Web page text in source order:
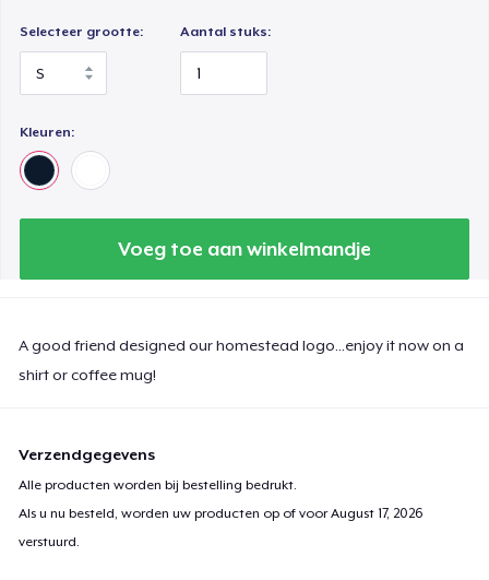
Selecteer grootte: Aantal stuks:
Kleuren:
Voeg toe aan winkelmandje
A good friend designed our homestead logo...enjoy it now on a
shirt or coffee mug!
Verzendgegevens
Alle producten worden bij bestelling bedrukt.
Als u nu besteld, worden uw producten op of voorAugust 17, 2026
verstuurd.